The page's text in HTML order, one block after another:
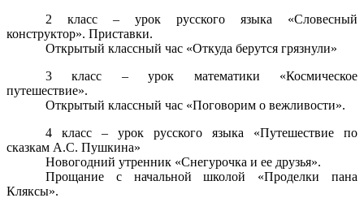
2 класс – урок русского языка «Словесный
конструктор». Приставки.
Открытый классный час «Откуда берутся грязнули»
3 класс – урок математики «Космическое
путешествие».
Открытый классный час «Поговорим о вежливости».
4 класс – урок русского языка «Путешествие по
сказкам А.С. Пушкина»
Новогодний утренник «Снегурочка и ее друзья».
Прощание с начальной школой «Проделки пана
Кляксы».